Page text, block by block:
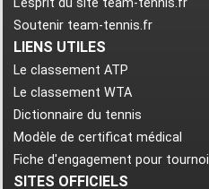
L'esprit du site team-tennis.fr
Soutenir team-tennis.fr
LIENS UTILES
Le classement ATP
Le classement WTA
Dictionnaire du tennis
Modèle de certificat médical
Fiche d'engagement pour tournoi
SITES OFFICIELS